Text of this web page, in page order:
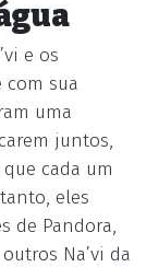
e os
com sua
uma
juntos,
cada um
eles
de Pandora,
Na’vi da